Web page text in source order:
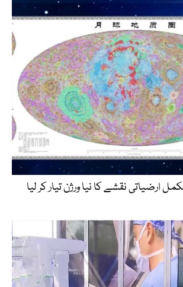
ارضیاتی نقشے کا نیا ورژن تیار کر لیا